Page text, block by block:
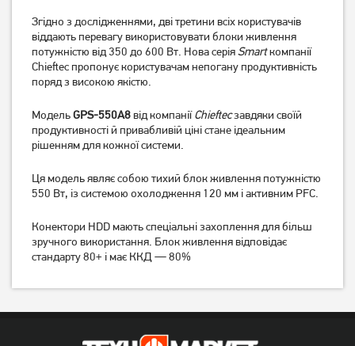
Блок живлення FrimeCom
SM400BL (400W P4) ATX
120mm
869грн
689грн
Блок живлення GameMax
GM-500B (500 Вт)
1 469грн
Task TPS-600S 600W
3 219грн
Polaris 850W PPS-850FC
7 889грн
Згідно з дослідженнями, дві третини всіх користувачів
віддають перевагу використовувати блоки живлення
потужністю від 350 до 600 Вт. Нова серіяSmartкомпанії
Chieftec пропонує користувачам непогану продуктивність
поряд з високою якістю.
МодельGPS-550A8від компаніїChieftecзавдяки своїй
продуктивності й привабливій ціні стане ідеальним
рішенням для кожної системи.
Ця модель являє собою тихий блок живлення потужністю
550 Вт, із системою охолодження 120 мм і активним PFC.
Конектори HDD мають спеціальні захоплення для більш
зручного використання. Блок живлення відповідає
стандарту 80+ і має ККД — 80%